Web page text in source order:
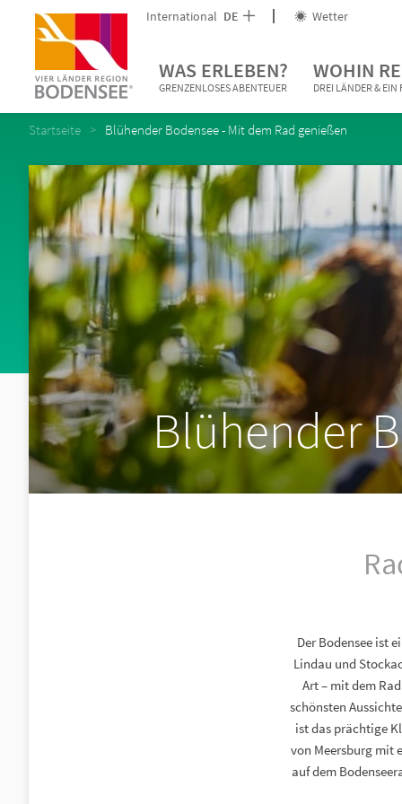
International DE Wetter
WAS ERLEBEN?
GRENZENLOSES ABENTEUER
WOHIN
DREI LÄNDER &
Startseite Blühender Bodensee - Mit dem Rad genießen
Blühender
Der Bodensee ist
Lindau und
Art – mit dem
schönsten
ist das prächtige
von Meersburg mit
auf dem